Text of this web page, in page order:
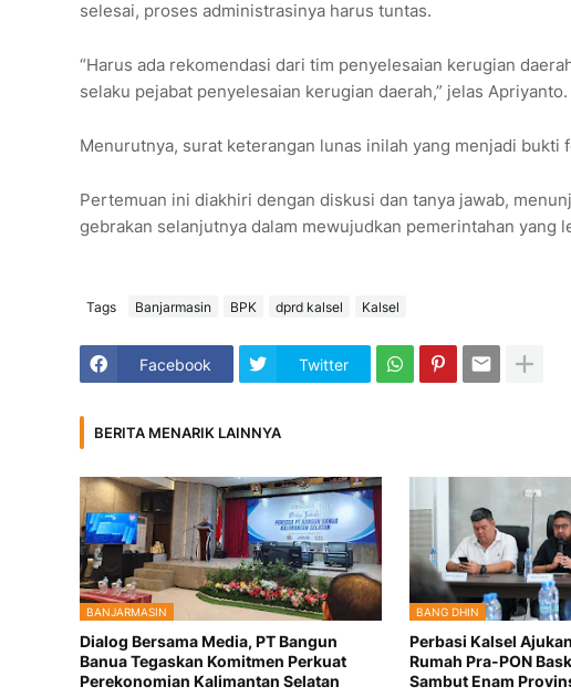
selesai, proses administrasinya harus tuntas.
“Harus ada rekomendasi dari tim penyelesaian kerugian
selaku pejabat penyelesaian kerugian daerah,” jelas Apriyanto.
Menurutnya, surat keterangan lunas inilah yang menjadi
Pertemuan ini diakhiri dengan diskusi dan tanya jawab,
gebrakan selanjutnya dalam mewujudkan pemerintahan yang
Tags Banjarmasin BPK dprd kalsel Kalsel
Facebook Twitter
BERITA MENARIK LAINNYA
BANJARMASIN
Dialog Bersama Media, PT Bangun
Banua Tegaskan Komitmen Perkuat
Perekonomian Kalimantan Selatan
BANG DHIN
Perbasi Kalsel
Rumah Pra-PON
Sambut Enam